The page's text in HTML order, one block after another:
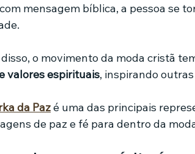
mensagem bíblica, a pessoa se
o movimento da moda cristã
valores espirituais, inspirando
da Paz é uma das principais
de paz e fé para dentro da